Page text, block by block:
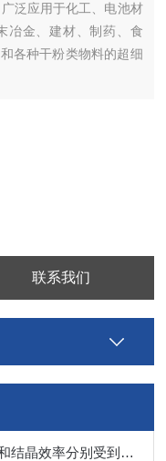
泛应用于化工、电池材
冶金、建材、制药、食
各种干粉类物料的超细
联系我们
奥斯陆蒸发结晶设备的蒸发效率和结晶效率分别受到哪些因素的影响？